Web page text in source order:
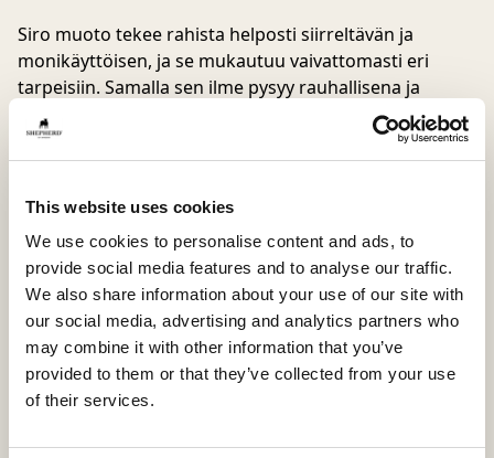
This website uses cookies
We use cookies to personalise content and ads, to
provide social media features and to analyse our traffic.
We also share information about your use of our site with
our social media, advertising and analytics partners who
may combine it with other information that you’ve
provided to them or that they’ve collected from your use
of their services.
Siro muoto tekee rahista helposti siirreltävän ja
monikäyttöisen, ja se mukautuu vaivattomasti eri
tarpeisiin. Samalla sen ilme pysyy rauhallisena ja
harmonisena. Villan rakenne antaa rahille eläväisen ja
hienovaraisen kuvion tuoden tilaan tekstuuria ja
luonnetta.
Päällinen on irrotettava ja pestävä, ja sen pohjassa on
kiristysnyöri. Kudotulla tekstiilikankaalla vahvistettu
pohja suojaa lattiaa ja tekee rahista vakaan. Samalla se
toimii tyylikkäänä sisustuselementtinä.
Sisämateriaali
Wool lining
Päällismateriaali